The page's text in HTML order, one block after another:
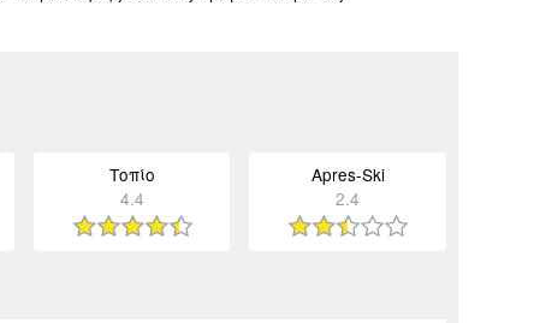
Τοπίο
4.4
Apres-Ski
2.4